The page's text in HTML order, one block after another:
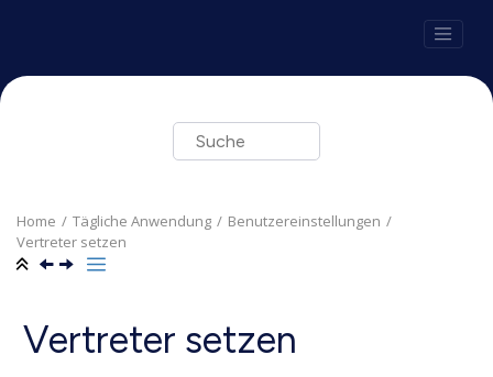
Home Tägliche Anwendung
Benutzereinstellungen
Vertreter setzen
Vertreter setzen